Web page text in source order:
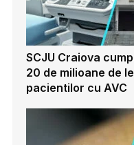
SCJU Craiova
20 de milioane de
pacientilor cu AVC